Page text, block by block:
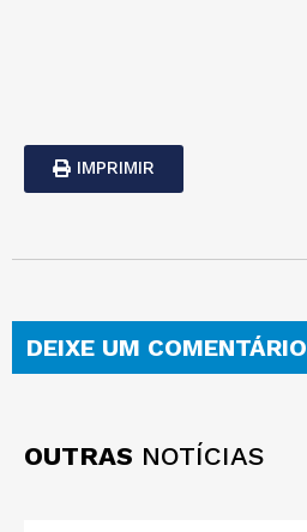
IMPRIMIR
DEIXE UM COMENTÁRIO
OUTRAS NOTÍCIAS